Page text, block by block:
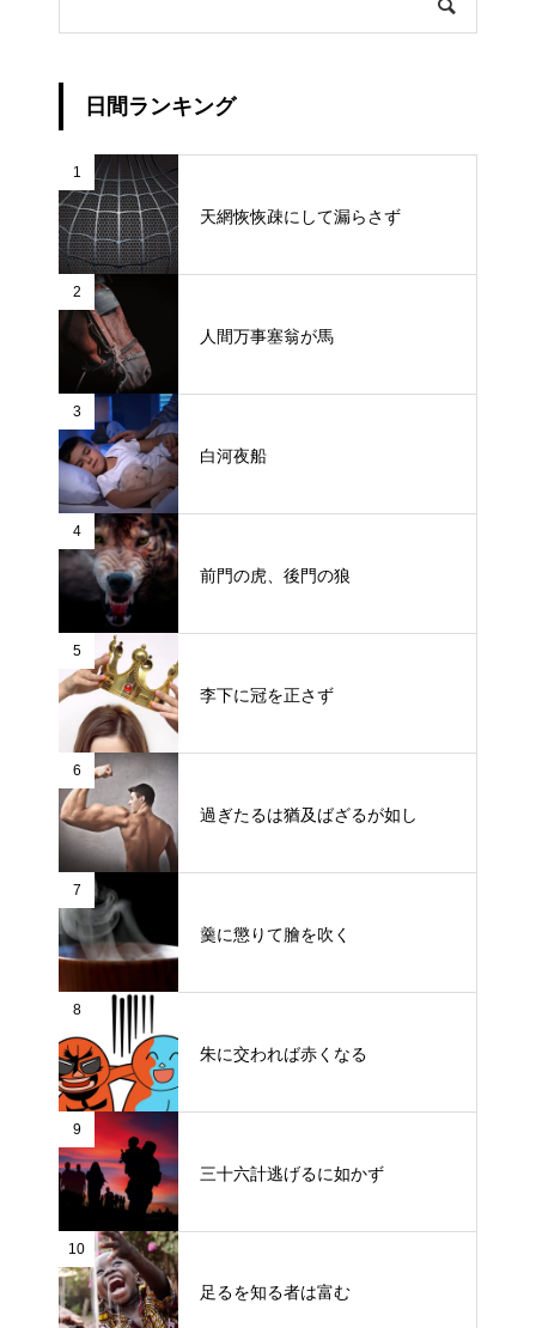
日間ランキング
1
天網恢恢疎にして漏らさず
2
人間万事塞翁が馬
3
白河夜船
4
前門の虎、後門の狼
5
李下に冠を正さず
6
過ぎたるは猶及ばざるが如し
7
羹に懲りて膾を吹く
8
朱に交われば赤くなる
9
三十六計逃げるに如かず
10
足るを知る者は富む